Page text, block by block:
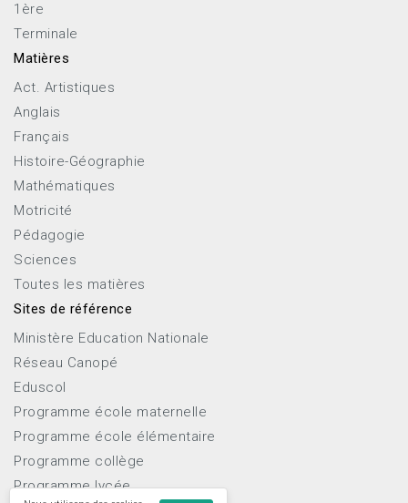
1ère
Terminale
Matières
Act. Artistiques
Anglais
Français
Histoire-Géographie
Mathématiques
Motricité
Pédagogie
Sciences
Toutes les matières
Sites de référence
Ministère Education Nationale
Réseau Canopé
Eduscol
Programme école maternelle
Programme école élémentaire
Programme collège
Programme lycée